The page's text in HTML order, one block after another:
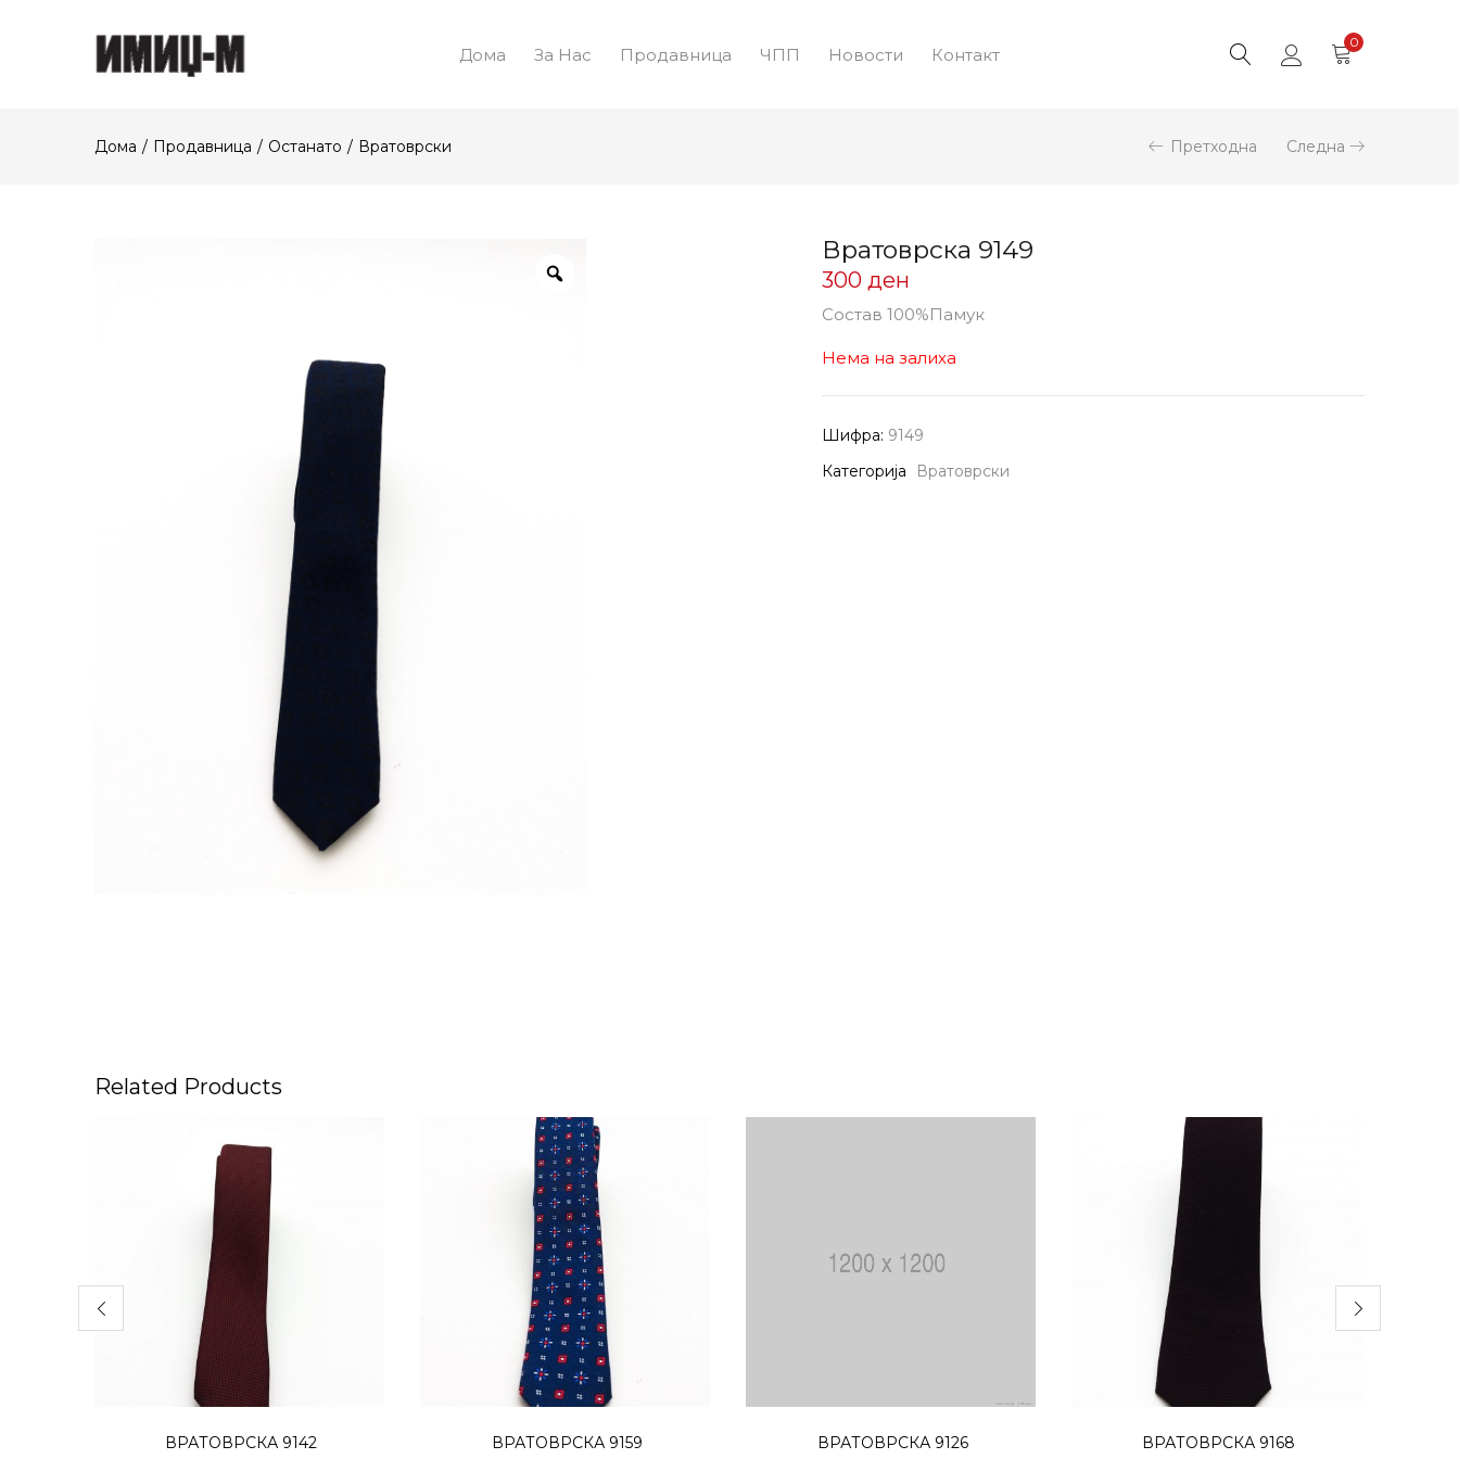
Дома За Нас Продавница ЧПП Новости Контакт
0
Дома Продавница Останато Вратоврски Претходна Следна
Вратоврска 9149
300 ден
Состав 100%Памук
Нема на залиха
Шифра: 9149
Категорија
Вратоврски
Related Products
ВРАТОВРСКА 9142
ВРАТОВРСКА 9159
ВРАТОВРСКА 9126
ВРАТОВРСКА 9168